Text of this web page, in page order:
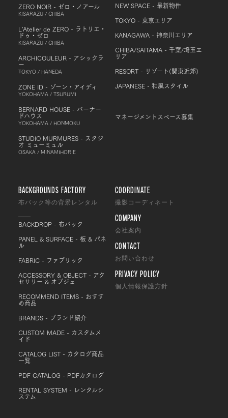
ZERO NOIR - ゼロ・ノアール
KISARAZU / CHIBA
L'Atelier de ZERO - ラトリエ・
ドゥ・ゼロ
KISARAZU / CHIBA
ARCHICOULEUR - アシックラ
ー
TOKYO / HANEDA
ZONE ID - ゾーン・アイディ
YOKOHAMA / TSURUMI
BERNARD HOUSE - バーナー
ドハウス
YOKOHAMA / HONMOKU
STUDIO MURMURES - スタジ
オ ミューミュル
OSAKA / MINAMIHORIE
NEW SPACE - 最新物件
TOKYO - 東京エリア
KANAGAWA - 神奈川エリア
CHIBA/SAITAMA - 千葉/埼玉エ
リア
RESORT - リゾート(関東近郊)
JAPANESE - 和風スタイル
マネージメントスペース募集
BACKGROUNDS FACTORY
布バック等の背景レンタル
BACKDROP - 布バック
PANEL & SURFACE - 板 & パネ
ル
FABRIC - ファブリック
ACCESSORY & OBJECT - アク
セサリー & オブジェ
RECOMMEND ITEMS - おすす
め商品
BRANDS - ブランド紹介
CUSTOM MADE - カスタムメ
イド
CATALOG LIST - カタログ商品
一覧
PDF CATALOG - PDFカタログ
RENTAL SYSTEM - レンタルシ
ステム
COORDINATE
撮影コーディネート
COMPANY
会社案内
CONTACT
お問い合わせ
PRIVACY POLICY
個人情報保護方針